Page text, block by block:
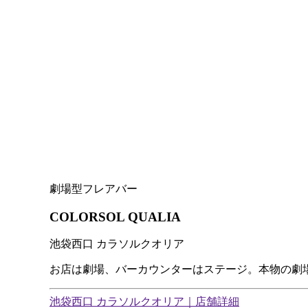
劇場型フレアバー
COLORSOL QUALIA
池袋西口 カラソルクオリア
お店は劇場、バーカウンターはステージ。本物の劇
池袋西口 カラソルクオリア｜店舗詳細